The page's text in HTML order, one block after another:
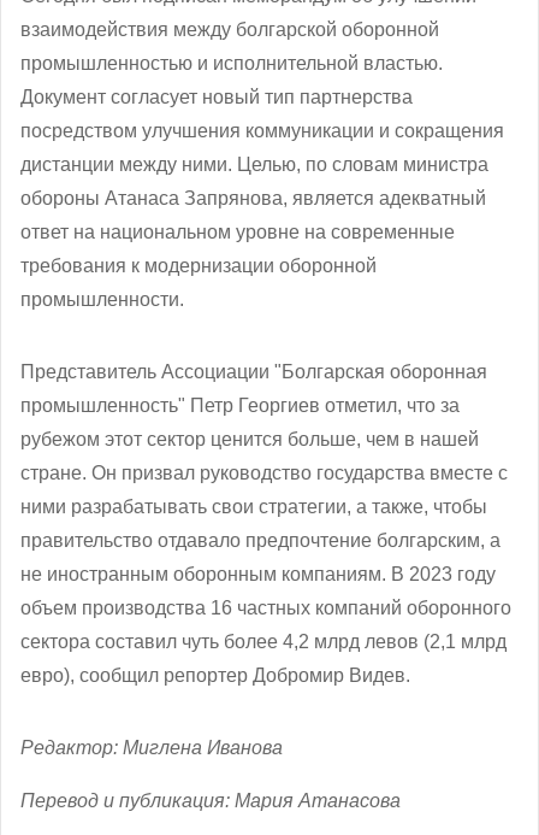
взаимодействия между болгарской оборонной
промышленностью и исполнительной властью.
Документ согласует новый тип партнерства
посредством улучшения коммуникации и сокращения
дистанции между ними. Целью, по словам министра
обороны Атанаса Запрянова, является адекватный
ответ на национальном уровне на современные
требования к модернизации оборонной
промышленности.
Представитель Ассоциации "Болгарская оборонная
промышленность" Петр Георгиев отметил, что за
рубежом этот сектор ценится больше, чем в нашей
стране. Он призвал руководство государства вместе с
ними разрабатывать свои стратегии, а также, чтобы
правительство отдавало предпочтение болгарским, а
не иностранным оборонным компаниям. В 2023 году
объем производства 16 частных компаний оборонного
сектора составил чуть более 4,2 млрд левов (2,1 млрд
евро), сообщил репортер Добромир Видев.
Редактор: Миглена Иванова
Перевод и публикация: Мария Атанасова